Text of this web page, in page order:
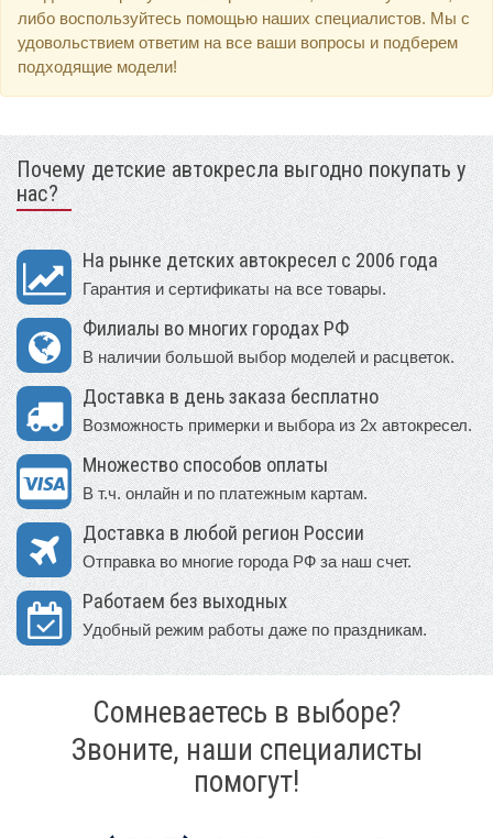
либо воспользуйтесь помощью наших специалистов. Мы с
удовольствием ответим на все ваши вопросы и подберем
подходящие модели!
Почему детские автокресла выгодно покупать у
нас?
На рынке детских автокресел с 2006 года
Гарантия и сертификаты на все товары.
Филиалы во многих городах РФ
В наличии большой выбор моделей и расцветок.
Доставка в день заказа бесплатно
Возможность примерки и выбора из 2х автокресел.
Множество способов оплаты
В т.ч. онлайн и по платежным картам.
Доставка в любой регион России
Отправка во многие города РФ за наш счет.
Работаем без выходных
Удобный режим работы даже по праздникам.
Сомневаетесь в выборе?
Звоните, наши специалисты
помогут!